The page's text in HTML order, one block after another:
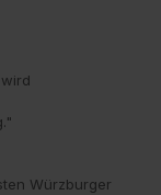
Würzburger